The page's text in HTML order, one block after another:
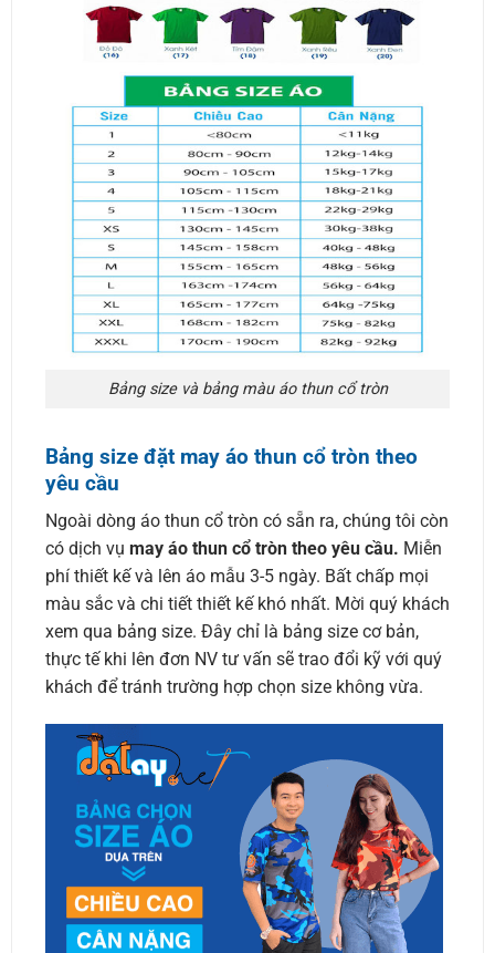
Bảng size và bảng màu áo thun cổ tròn
Bảng size đặt may áo thun cổ tròn theo
yêu cầu
Ngoài dòng áo thun cổ tròn có sẵn ra, chúng tôi còn
có dịch vụ may áo thun cổ tròn theo yêu cầu. Miễn
phí thiết kế và lên áo mẫu 3-5 ngày. Bất chấp mọi
màu sắc và chi tiết thiết kế khó nhất. Mời quý khách
xem qua bảng size. Đây chỉ là bảng size cơ bản,
thực tế khi lên đơn NV tư vấn sẽ trao đổi kỹ với quý
khách để tránh trường hợp chọn size không vừa.